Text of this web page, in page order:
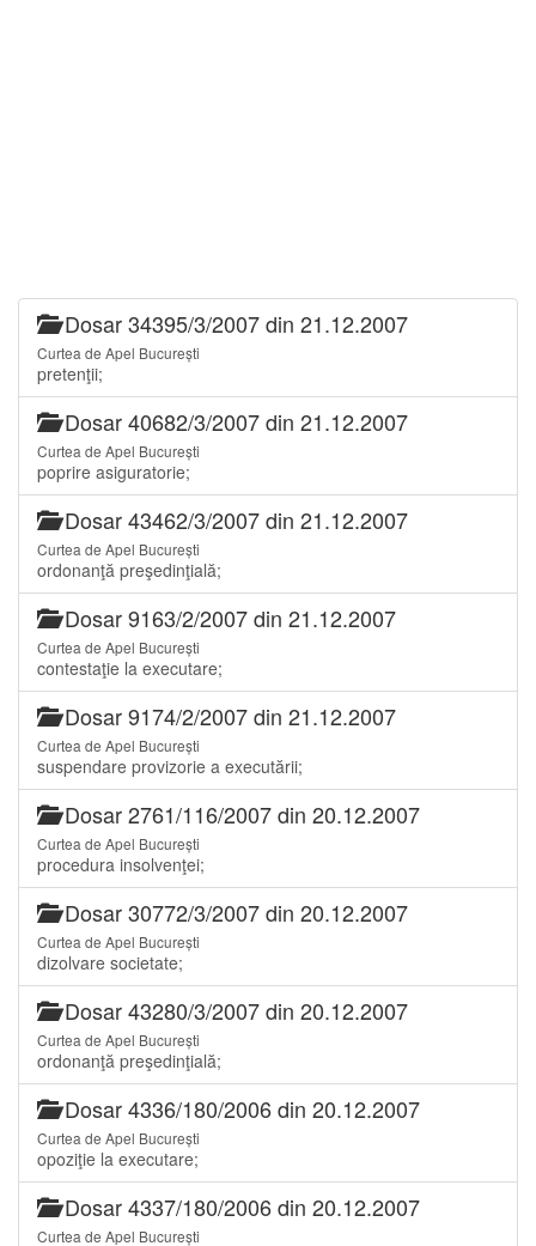
Dosar 34395/3/2007 din 21.12.2007
Curtea de Apel București
pretenţii;
Dosar 40682/3/2007 din 21.12.2007
Curtea de Apel București
poprire asiguratorie;
Dosar 43462/3/2007 din 21.12.2007
Curtea de Apel București
ordonanţă preşedinţială;
Dosar 9163/2/2007 din 21.12.2007
Curtea de Apel București
contestaţie la executare;
Dosar 9174/2/2007 din 21.12.2007
Curtea de Apel București
suspendare provizorie a executării;
Dosar 2761/116/2007 din 20.12.2007
Curtea de Apel București
procedura insolvenţei;
Dosar 30772/3/2007 din 20.12.2007
Curtea de Apel București
dizolvare societate;
Dosar 43280/3/2007 din 20.12.2007
Curtea de Apel București
ordonanţă preşedinţială;
Dosar 4336/180/2006 din 20.12.2007
Curtea de Apel București
opoziţie la executare;
Dosar 4337/180/2006 din 20.12.2007
Curtea de Apel București